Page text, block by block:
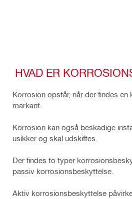
HVAD ER
Korrosion opstår, når der findes
markant.
Korrosion kan også beskadige
usikker og skal udskiftes.
Der findes to typer
passiv korrosionsbeskyttelse.
Aktiv korrosionsbeskyttelse